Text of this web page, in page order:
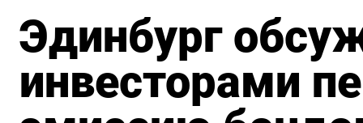
Эдинбург
инвесторами